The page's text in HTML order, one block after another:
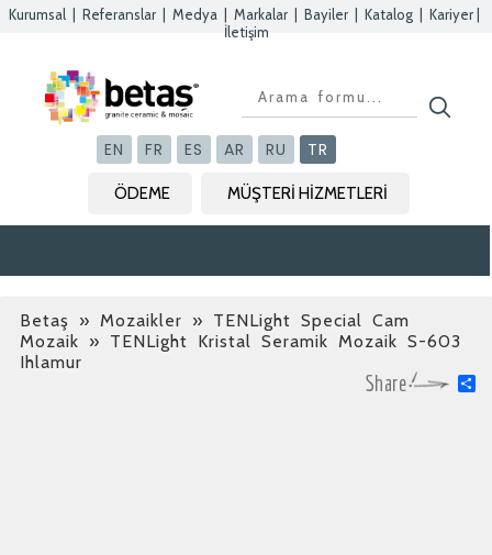
Kurumsal Referanslar Medya Markalar Bayiler Katalog Kariyer
İletişim
EN FR ES AR RU TR
ÖDEME MÜŞTERİ HİZMETLERİ
Betaş » Mozaikler » TENLight Special Cam
Mozaik » TENLight Kristal Seramik Mozaik S-603
Ihlamur